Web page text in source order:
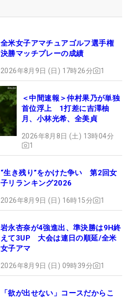
全米女子アマチュアゴルフ選手権
決勝マッチプレーの成績
2026年8月9日 (日) 17時26分 1
＜中間速報＞仲村果乃が単独
首位浮上 1打差に吉澤柚
月、小林光希、全美貞
2026年8月8日 (土) 13時04分
1
“生き残り”をかけた争い 第2回女
子リランキング2026
2026年8月9日 (日) 16時15分 1
岩永杏奈が4強進出、準決勝は9H終
えて3UP 大会は連日の順延/全米
女子アマ
2026年8月9日 (日) 09時39分 1
「欲が出せない」コースだからこ